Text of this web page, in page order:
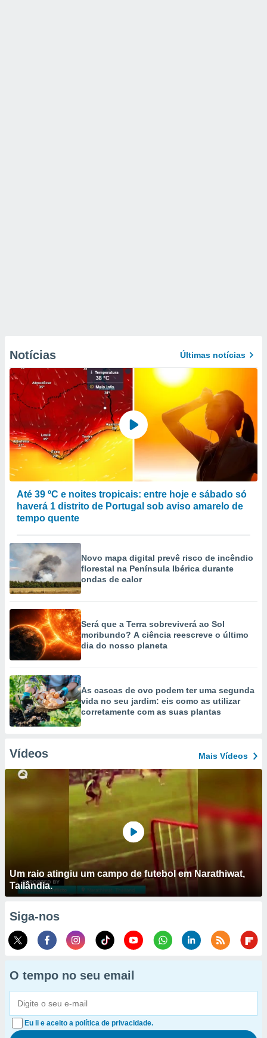
Notícias Últimas notícias
Até 39 ºC e noites tropicais: entre hoje e sábado só
haverá 1 distrito de Portugal sob aviso amarelo de
tempo quente
Novo mapa digital prevê risco de incêndio
florestal na Península Ibérica durante
ondas de calor
Será que a Terra sobreviverá ao Sol
moribundo? A ciência reescreve o último
dia do nosso planeta
As cascas de ovo podem ter uma segunda
vida no seu jardim: eis como as utilizar
corretamente com as suas plantas
Vídeos Mais Vídeos
Um raio atingiu um campo de futebol em Narathiwat,
Tailândia.
Siga-nos
O tempo no seu email
Eu li e aceito a política de privacidade.